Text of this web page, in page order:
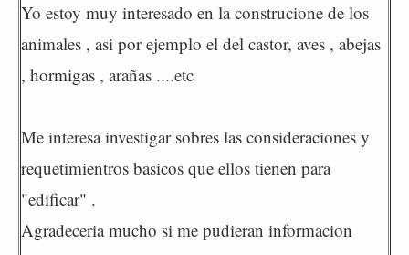
Yo estoy muy interesado en la construcione de los
animales , asi por ejemplo el del castor, aves , abejas
, hormigas , arañas ....etc
Me interesa investigar sobres las consideraciones y
requetimientros basicos que ellos tienen para
"edificar" .
Agradeceria mucho si me pudieran informacion